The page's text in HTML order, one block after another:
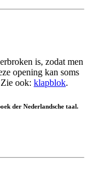
is, zodat men
opening kan soms
ook: klapblok.
der Nederlandsche taal.